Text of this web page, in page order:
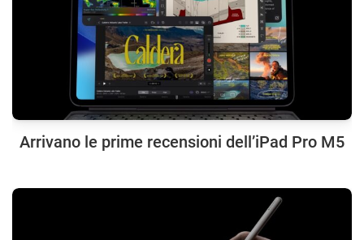
Arrivano le prime recensioni dell’iPad Pro M5